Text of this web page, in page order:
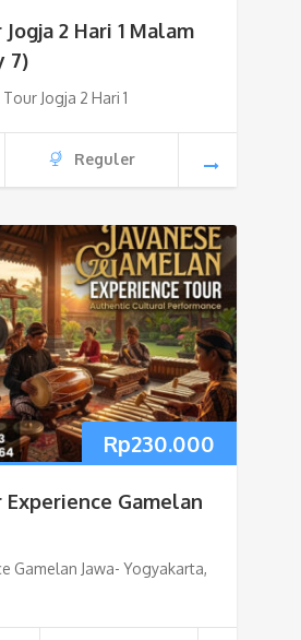
2 Hari 1 Malam
7)
Jogja 2 Hari 1
Reguler
Rp230.000
Experience Gamelan
Gamelan Jawa- Yogyakarta,